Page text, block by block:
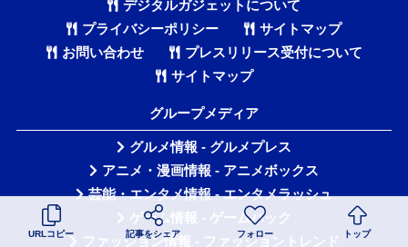
デジタルガジェットについて
プライバシーポリシー
サイトマップ
お問い合わせ
プレスリリース受付について
サイトマップ
グループメディア
グルメ情報 - グルメプレス
アニメ・漫画情報 - アニメボックス
芸能・エンタメ情報 - エンタメラッシュ
ゲーム情報 - ゲームハック
ファッション情報 - ファッショントレンド
URLコピー 記事をシェア フォロー トップ